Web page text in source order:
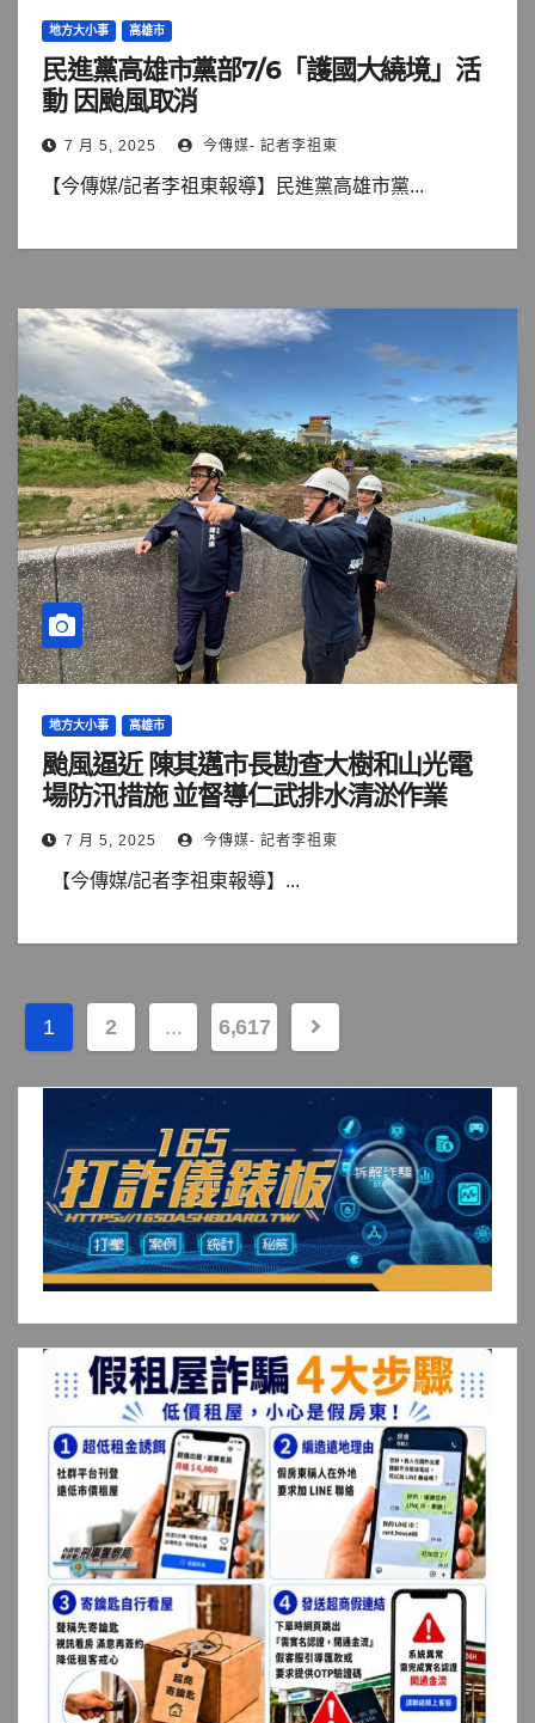
地方大小事 高雄市
民進黨高雄市黨部7/6「護國大繞境」活
動 因颱風取消
7 月 5, 2025 今傳媒- 記者李祖東
【今傳媒/記者李祖東報導】民進黨高雄市黨...
地方大小事 高雄市
颱風逼近 陳其邁市長勘查大樹和山光電
場防汛措施 並督導仁武排水清淤作業
7 月 5, 2025 今傳媒- 記者李祖東
【今傳媒/記者李祖東報導】...
文
章
頁
1 2 ... 6,617